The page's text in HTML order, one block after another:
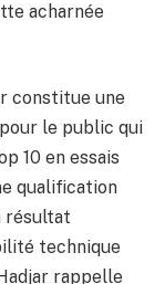
acharnée
constitue une
le public qui
10 en essais
qualification
résultat
technique
rappelle